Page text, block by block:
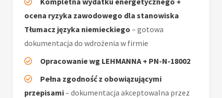
ocena ryzyka zawodowego dla stanowiska
Tłumacz języka niemieckiego – gotowa
dokumentacja do wdrożenia w firmie
Opracowanie wg LEHMANNA + PN-N-18002
Pełna zgodność z obowiązującymi
przepisami– dokumentacja akceptowalna przez